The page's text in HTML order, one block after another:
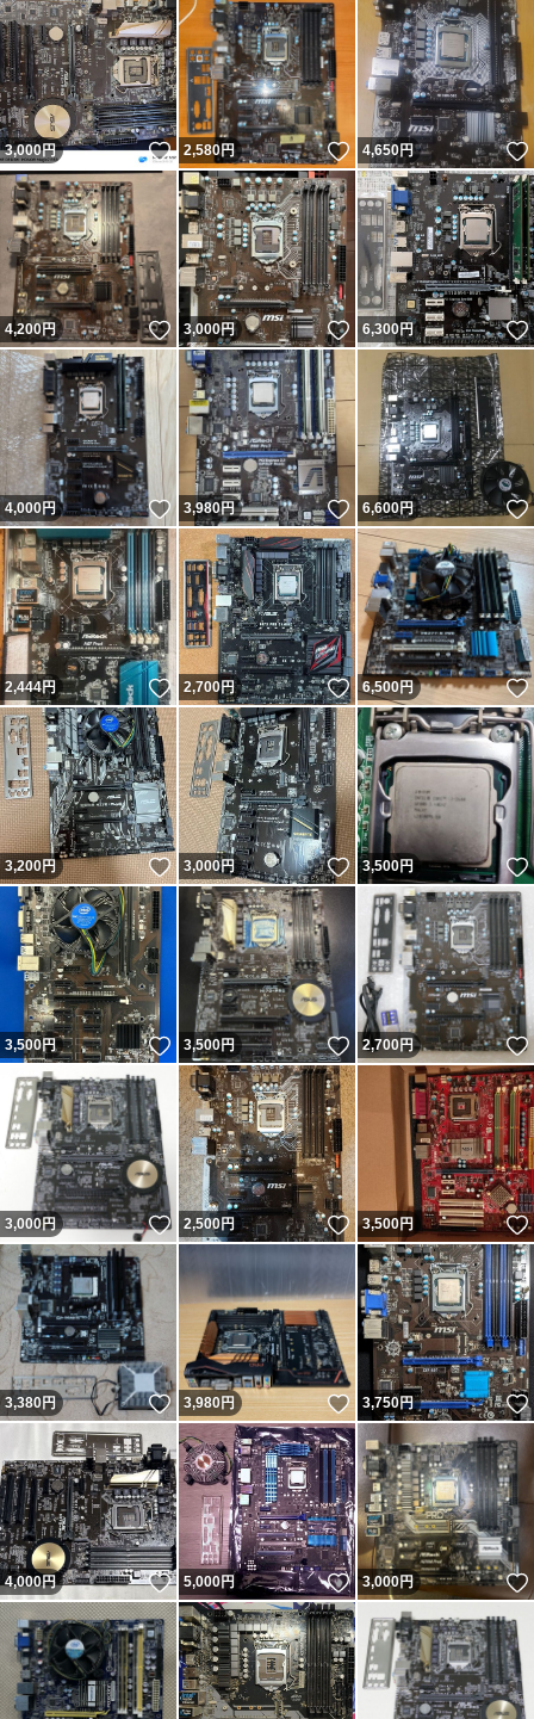
3,000円 いいね！
2,580円 いいね！
4,650円
4,200円 いいね！
3,000円 いいね！
6,300円
4,000円 いいね！
3,980円 いいね！
6,600円
2,444円 いいね！
2,700円 いいね！
6,500円
3,200円 いいね！
3,000円 いいね！
3,500円
3,500円 いいね！
3,500円 いいね！
2,700円
3,000円 いいね！
2,500円 いいね！
3,500円
3,380円 いいね！
3,980円 いいね！
3,750円
4,000円 いいね！
5,000円 いいね！
3,000円